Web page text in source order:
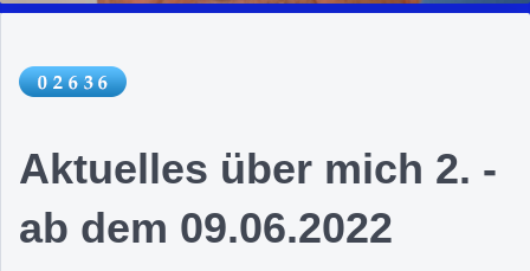
Aktuelles über mich 2. -
ab dem 09.06.2022